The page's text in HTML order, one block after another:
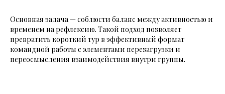
Основная задача — соблюсти баланс между активностью и
временем на рефлексию. Такой подход позволяет
превратить короткий тур в эффективный формат
командной работы с элементами перезагрузки и
переосмысления взаимодействия внутри группы.